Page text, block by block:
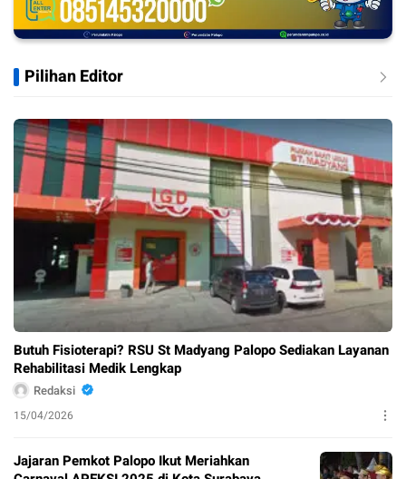
Pilihan Editor
Butuh Fisioterapi? RSU St Madyang Palopo Sediakan Layanan
Rehabilitasi Medik Lengkap
Redaksi
15/04/2026
Jajaran Pemkot Palopo Ikut Meriahkan